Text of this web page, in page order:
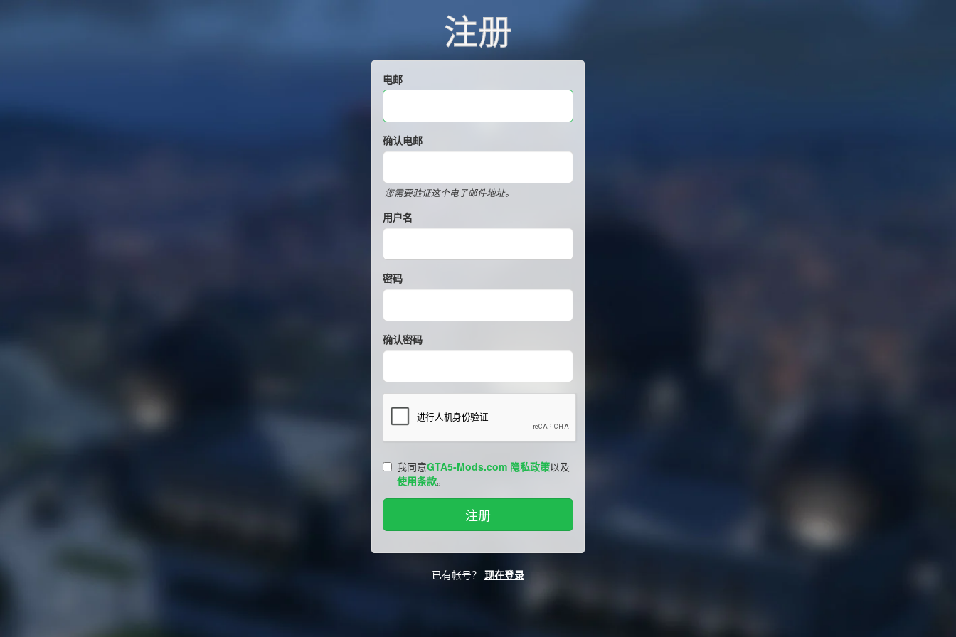
注册
电邮
确认电邮
您需要验证这个电子邮件地址。
用户名
密码
确认密码
我同意GTA5-Mods.com 隐私政策以及
使用条款。
已有帐号？ 现在登录